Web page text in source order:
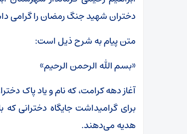
دختران شهید جنگ رمضان را گرامی
متن پیام به شرح ذیل است:
«بسم الله الرحمن الرحیم»
آغاز دهه‌ کرامت، که نام و یاد پاک
برای گرامیداشت جایگاه دخترانی
هدیه می‌دهند.